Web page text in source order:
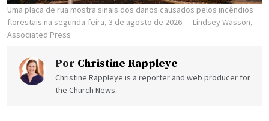
Uma placa de rua mostra sinais dos danos causados pelos incêndios
florestais na segunda-feira, 3 de agosto de 2026.
Lindsey Wasson,
Associated Press
Por Christine Rappleye
Christine Rappleye is a reporter and web producer for
the Church News.